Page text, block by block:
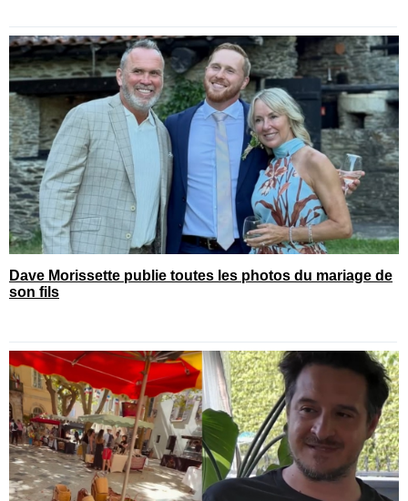
Dave Morissette publie toutes les photos du mariage de
son fils